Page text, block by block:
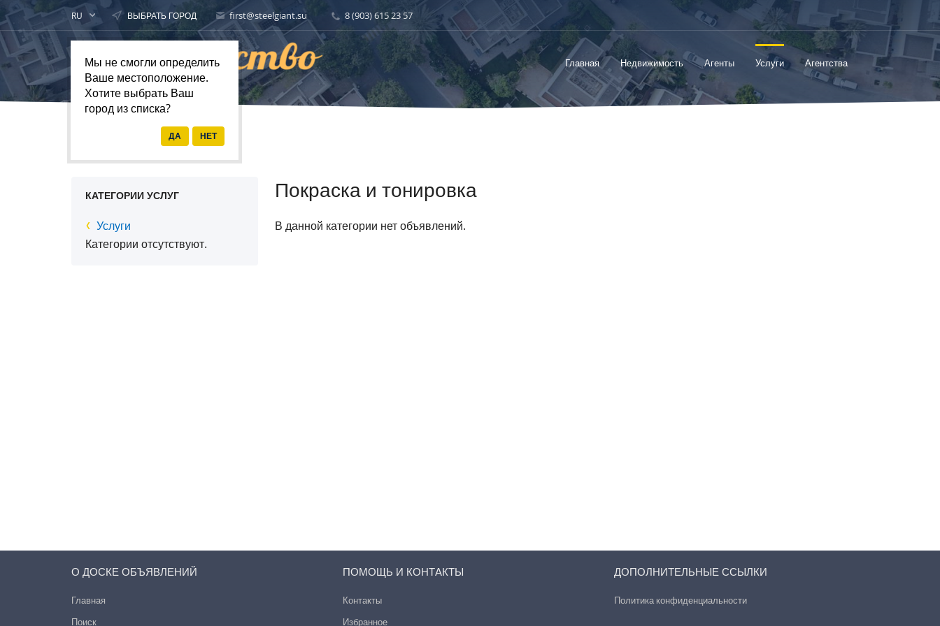
RU ВЫБРАТЬ ГОРОД
Мы не смогли определить
Ваше местоположение.
Хотите выбрать Ваш
город из списка?
first@steelgiant.su 8 (903) 615 23 57
Главная Недвижимость Агенты Услуги Агентства
КАТЕГОРИИ УСЛУГ
Услуги
Категории отсутствуют.
Покраска и тонировка
В данной категории нет объявлений.
О ДОСКЕ ОБЪЯВЛЕНИЙ
Главная
Поиск
ПОМОЩЬ И КОНТАКТЫ
Контакты
Избранное
ДОПОЛНИТЕЛЬНЫЕ ССЫЛКИ
Политика конфиденциальности